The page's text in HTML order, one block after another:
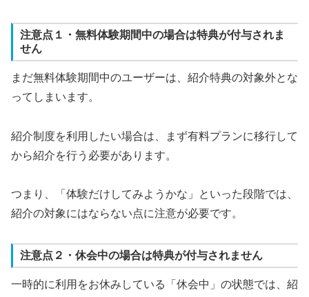
注意点１・無料体験期間中の場合は特典が付与されま
せん
まだ無料体験期間中のユーザーは、紹介特典の対象外とな
ってしまいます。
紹介制度を利用したい場合は、まず有料プランに移行して
から紹介を行う必要があります。
つまり、「体験だけしてみようかな」といった段階では、
紹介の対象にはならない点に注意が必要です。
注意点２・休会中の場合は特典が付与されません
一時的に利用をお休みしている「休会中」の状態では、紹